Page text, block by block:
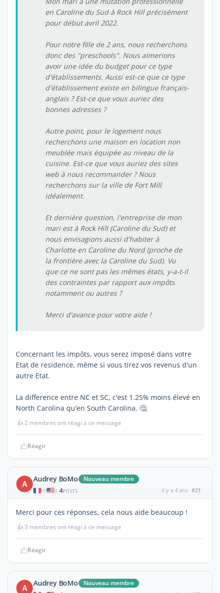
en Caroline du Sud à Rock Hill précisément
pour début avril 2022.
Pour notre fille de 2 ans, nous recherchons
donc des "preschools". Nous aimerions
avoir une idée du budget pour ce type
d'établissements. Aussi est-ce que ce type
d'établissement existe en bilingue français-
anglais ? Est-ce que vous auriez des
bonnes adresses ?
Autre point, pour le logement nous
recherchons une maison en location non
meublée mais équipée au niveau de la
cuisine. Est-ce que vous auriez des sites
web à nous recommander ? Nous
recherchons sur la ville de Fort Mill
idéalement.
Et dernière question, l'entreprise de mon
mari est à Rock Hill (Caroline du Sud) et
nous envisagions aussi d'habiter à
Charlotte en Caroline du Nord (proche de
la frontière avec la Caroline du Sud). Vu
que ce ne sont pas les mêmes états, y-a-t-il
des contraintes par rapport aux impôts
notamment ou autres ?
Merci d'avance pour votre aide !
Concernant les impôts, vous serez imposé dans votre
Etat de residence, même si vous tirez vos revenus d'un
autre Etat.
La difference entre NC et SC, c'est 1.25% moins élevé en
North Carolina qu'en South Carolina. 🤔
👍2 membres ont réagi à ce message
Réagir
A Audrey BoMo Nouveau membre
| 4POSTS il y a 4 ans #21
Merci pour ces réponses, cela nous aide beaucoup !
👍3 membres ont réagi à ce message
Réagir
A Audrey BoMo Nouveau membre